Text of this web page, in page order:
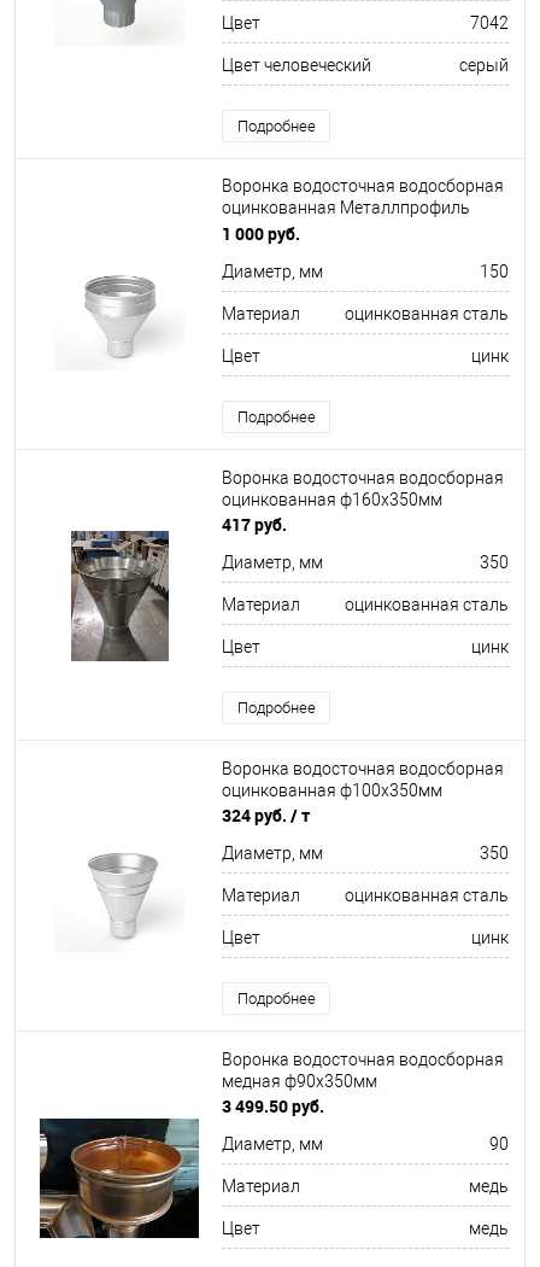
Цвет 7042
Цвет человеческий серый
Подробнее
Воронка водосточная водосборная
оцинкованная Металлпрофиль
ф150х350мм
1 000 руб.
Диаметр, мм 150
Материал оцинкованная сталь
Цвет цинк
Подробнее
Воронка водосточная водосборная
оцинкованная ф160х350мм
417 руб.
Диаметр, мм 350
Материал оцинкованная сталь
Цвет цинк
Подробнее
Воронка водосточная водосборная
оцинкованная ф100х350мм
324 руб. / т
Диаметр, мм 350
Материал оцинкованная сталь
Цвет цинк
Подробнее
Воронка водосточная водосборная
медная ф90х350мм
3 499.50 руб.
Диаметр, мм 90
Материал медь
Цвет медь